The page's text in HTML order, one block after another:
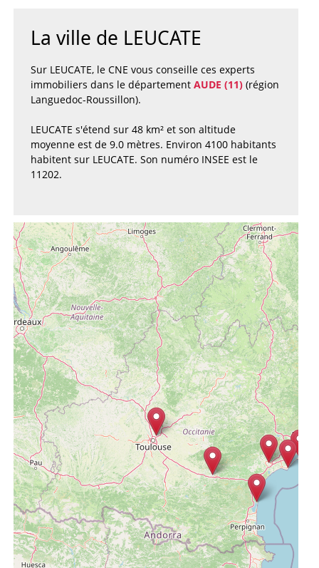
La ville de LEUCATE
Sur LEUCATE, le CNE vous conseille ces experts
immobiliers dans le département AUDE (11)(région
Languedoc-Roussillon).
LEUCATE s'étend sur 48 km² et son altitude
moyenne est de 9.0 mètres. Environ 4100 habitants
habitent sur LEUCATE. Son numéro INSEE est le
11202.